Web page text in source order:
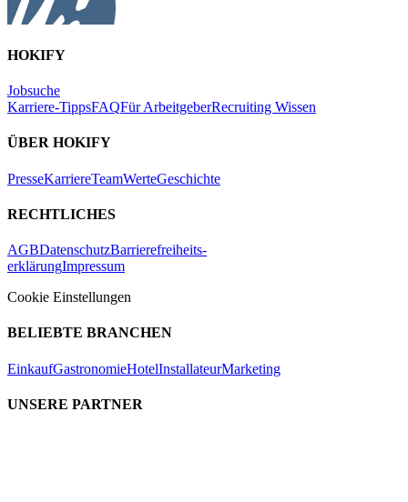
HOKIFY
Jobsuche
Karriere-TippsFAQFür ArbeitgeberRecruiting Wissen
ÜBER HOKIFY
PresseKarriereTeamWerteGeschichte
RECHTLICHES
AGBDatenschutzBarrierefreiheits-
erklärungImpressum
Cookie Einstellungen
BELIEBTE BRANCHEN
EinkaufGastronomieHotelInstallateurMarketing
UNSERE PARTNER